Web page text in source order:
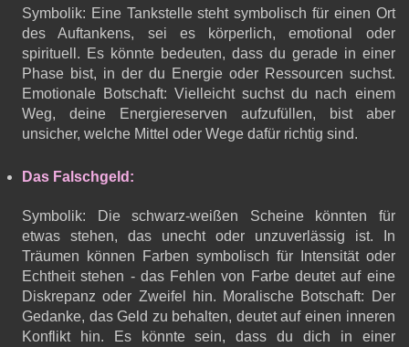
Symbolik: Eine Tankstelle steht symbolisch für einen Ort
des Auftankens, sei es körperlich, emotional oder
spirituell. Es könnte bedeuten, dass du gerade in einer
Phase bist, in der du Energie oder Ressourcen suchst.
Emotionale Botschaft: Vielleicht suchst du nach einem
Weg, deine Energiereserven aufzufüllen, bist aber
unsicher, welche Mittel oder Wege dafür richtig sind.
Das Falschgeld:
Symbolik: Die schwarz-weißen Scheine könnten für
etwas stehen, das unecht oder unzuverlässig ist. In
Träumen können Farben symbolisch für Intensität oder
Echtheit stehen - das Fehlen von Farbe deutet auf eine
Diskrepanz oder Zweifel hin. Moralische Botschaft: Der
Gedanke, das Geld zu behalten, deutet auf einen inneren
Konflikt hin. Es könnte sein, dass du dich in einer